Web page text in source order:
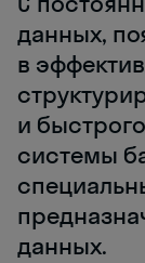
данных,
в
и
системы
данных.